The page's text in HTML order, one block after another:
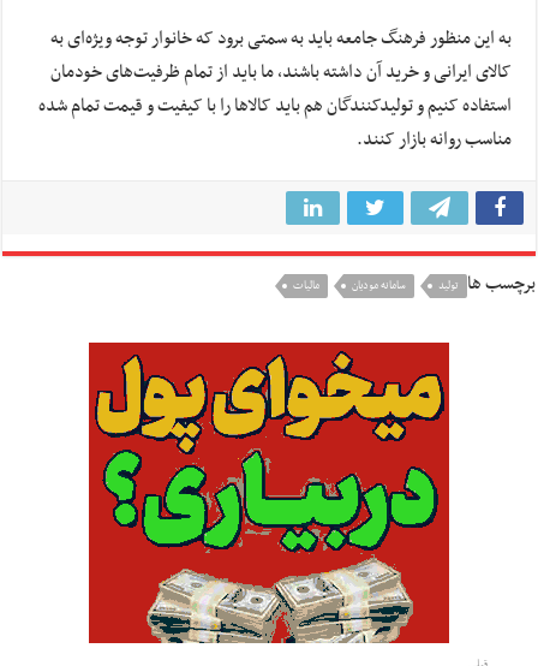
به این منظور فرهنگ جامعه باید به سمتی برود که خانوار توجه ویژه‌ای به
کالای ایرانی و خرید آن داشته باشند، ما باید از تمام ظرفیت‌های خودمان
استفاده کنیم و تولیدکنندگان هم باید کالا‌ها را با کیفیت و قیمت تمام شده
مناسب روانه بازار کنند.
برچسب ها تولید سامانه مودیان مالیات